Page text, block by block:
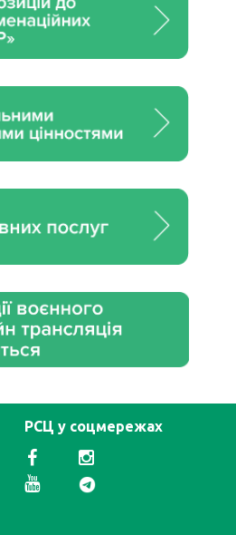
РСЦ у соцмережах